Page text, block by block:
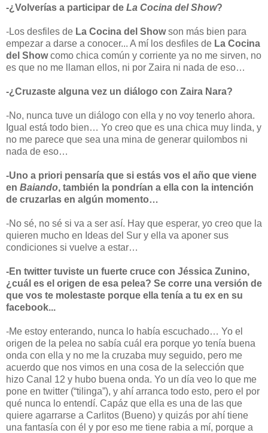
-¿Volverías a participar de La Cocina del Show?
-Los desfiles de La Cocina del Showson más bien para
empezar a darse a conocer... A mí los desfiles de La Cocina
del Showcomo chica común y corriente ya no me sirven, no
es que no me llaman ellos, ni por Zaira ni nada de eso…
-¿Cruzaste alguna vez un diálogo con Zaira Nara?
-No, nunca tuve un diálogo con ella y no voy tenerlo ahora.
Igual está todo bien… Yo creo que es una chica muy linda, y
no me parece que sea una mina de generar quilombos ni
nada de eso…
-Uno a priori pensaría que si estás vos el año que viene
en Baiando, también la pondrían a ella con la intención
de cruzarlas en algún momento…
-No sé, no sé si va a ser así. Hay que esperar, yo creo que la
quieren mucho en Ideas del Sur y ella va aponer sus
condiciones si vuelve a estar…
-En twitter tuviste un fuerte cruce con Jéssica Zunino,
¿cuál es el origen de esa pelea? Se corre una versión de
que vos te molestaste porque ella tenía a tu ex en su
facebook...
-Me estoy enterando, nunca lo había escuchado… Yo el
origen de la pelea no sabía cuál era porque yo tenía buena
onda con ella y no me la cruzaba muy seguido, pero me
acuerdo que nos vimos en una cosa de la selección que
hizo Canal 12 y hubo buena onda. Yo un día veo lo que me
pone en twitter (“tilinga”), y ahí arranca todo esto, pero el por
qué nunca lo entendí. Capáz que ella es una de las que
quiere agarrarse a Carlitos (Bueno) y quizás por ahí tiene
una fantasía con él y por eso me tiene rabia a mí, porque a